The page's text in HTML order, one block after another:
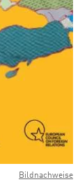
Bildnachweise